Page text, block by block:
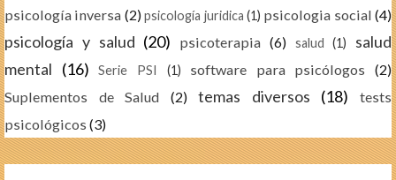
psicología inversa (2)psicología juridica (1) psicologia social (4)
psicología y salud (20) psicoterapia (6) salud (1)
salud
mental (16) Serie PSI (1) software para psicólogos
(2)
Suplementos de Salud
(2) temas diversos (18)
tests
psicológicos (3)